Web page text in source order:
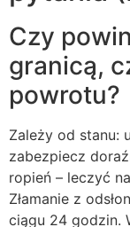
Czy
granicą,
powrotu?
Zależy od stanu:
zabezpiecz
ropień – leczyć
Złamanie z
ciągu 24 godzin.